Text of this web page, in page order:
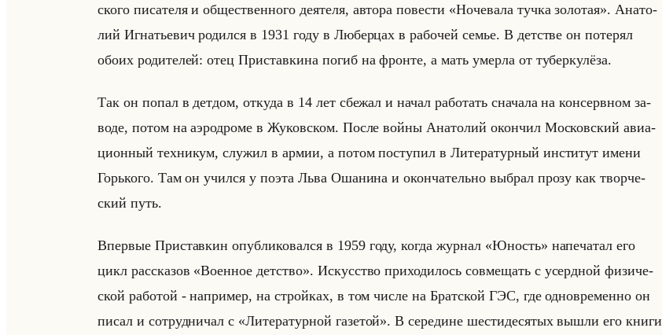
ско­го пи­са­те­ля и об­ще­ствен­но­го де­яте­ля, ав­то­ра по­ве­сти «Ночевала тучка золотая». Ана­то­
лий Иг­на­тье­вич ро­дил­ся в 1931 году в Лю­бер­цах в ра­бо­чей семье. В дет­стве он по­те­рял
обоих ро­ди­те­лей: отец При­став­ки­на погиб на фрон­те, а мать умер­ла от ту­бер­ку­лё­за.
Так он попал в дет­дом, от­ку­да в 14 лет сбе­жал и начал ра­бо­тать сна­ча­ла на кон­серв­ном за­
во­де, потом на аэро­дро­ме в Жу­ков­ском. После войны Ана­то­лий окон­чил Мос­ков­ский авиа­
ци­он­ный тех­ни­кум, слу­жил в армии, а потом по­сту­пил в Ли­те­ра­тур­ный ин­сти­тут имени
Горько­го. Там он учил­ся у поэта Льва Оша­ни­на и окон­ча­тельно вы­брал прозу как твор­че­
ский путь.
Впер­вые При­став­кин опуб­ли­ко­вал­ся в 1959 году, когда жур­нал «Юность» на­пе­ча­тал его
цикл рас­ска­зов «Военное детство». Ис­кус­ство при­хо­ди­лось сов­ме­щать с усерд­ной фи­зи­че­
ской ра­бо­той - на­при­мер, на стройках, в том числе на Брат­ской ГЭС, где од­но­вре­мен­но он
писал и со­труд­ни­чал с «Литературной газетой». В се­ре­дине ше­сти­де­ся­тых вышли его книги